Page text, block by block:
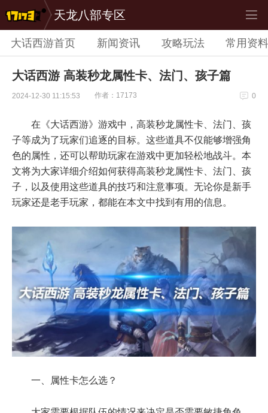
天龙八部专区
大话西游首页 新闻资讯 攻略玩法 常用资
大话西游 高装秒龙属性卡、法门、孩子篇
2024-12-30 11:15:53 作者：17173 0
在《大话西游》游戏中，高装秒龙属性卡、法门、孩
子等成为了玩家们追逐的目标。这些道具不仅能够增强角
色的属性，还可以帮助玩家在游戏中更加轻松地战斗。本
文将为大家详细介绍如何获得高装秒龙属性卡、法门、孩
子，以及使用这些道具的技巧和注意事项。无论你是新手
玩家还是老手玩家，都能在本文中找到有用的信息。
一、属性卡怎么选？